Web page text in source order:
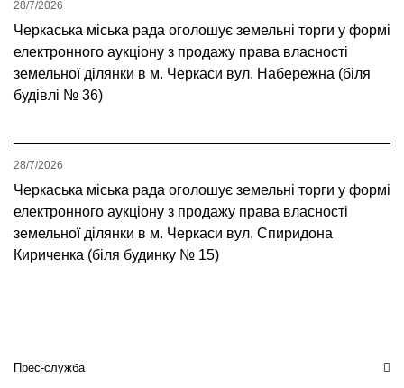
Черкаська міська рада оголошує земельні торги у формі
електронного аукціону з продажу права власності
земельної ділянки в м. Черкаси вул. Набережна (біля
будівлі № 36)
28/7/2026
Черкаська міська рада оголошує земельні торги у формі
електронного аукціону з продажу права власності
земельної ділянки в м. Черкаси вул. Спиридона
Кириченка (біля будинку № 15)
28/7/2026
Прес-служба